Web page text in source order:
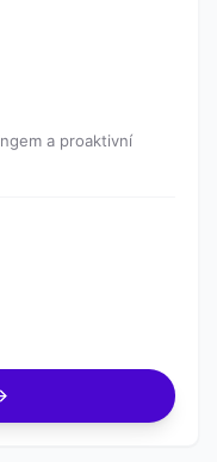
a proaktivní